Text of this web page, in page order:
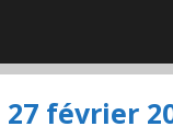
février